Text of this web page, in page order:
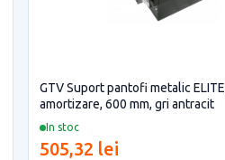
In stoc
GTV Suport pantofi metalic
amortizare, 600 mm, gri antracit
505,32 lei